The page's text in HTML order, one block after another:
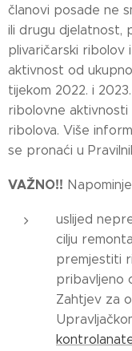
članovi posade ne
ili drugu djelatnost,
plivaričarski ribolov
aktivnost od
tijekom 2022. i
ribolovne aktivnosti
ribolova. Više
se pronaći u
VAŽNO!!
uslijed
cilju
premjestiti
pribavljeno
Zahtjev za